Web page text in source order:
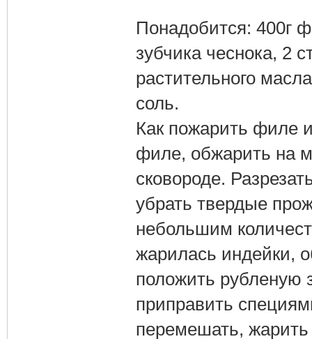
Понадобится: 400г
зубчика чеснока, 2
растительного
соль.
Как пожарить филе
филе, обжарить на
сковороде.
убрать твердые
небольшим
жарилась индейки,
положить рубленую
приправить
перемешать,